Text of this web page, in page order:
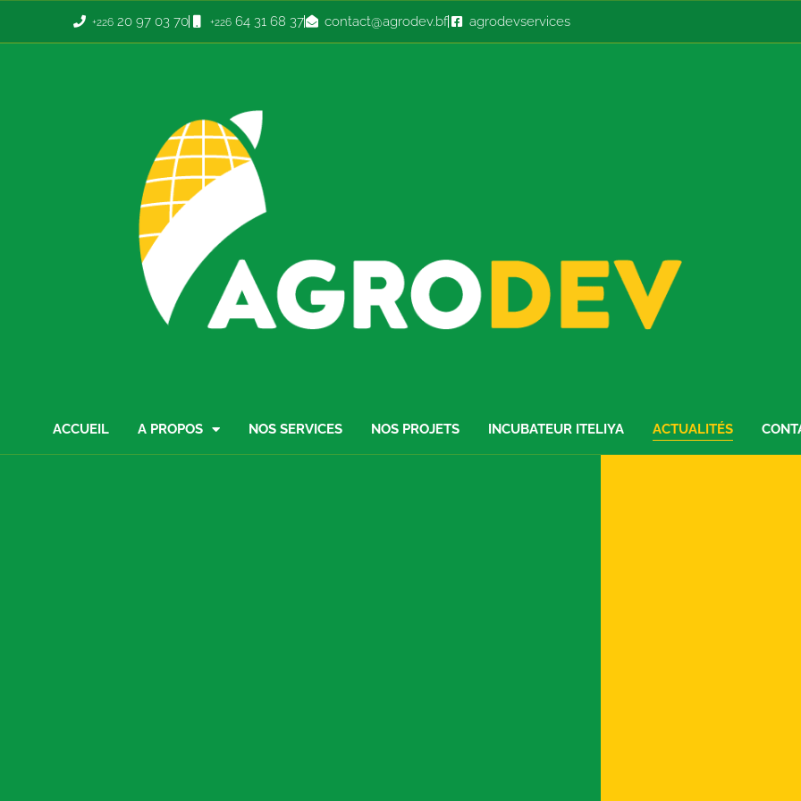
+226 20 97 03 70 +22664 31 68 37 contact@agrodev.bf agrodevservices
ACCUEIL A PROPOS NOS SERVICES NOS PROJETS INCUBATEUR ITELIYA ACTUALITÉS